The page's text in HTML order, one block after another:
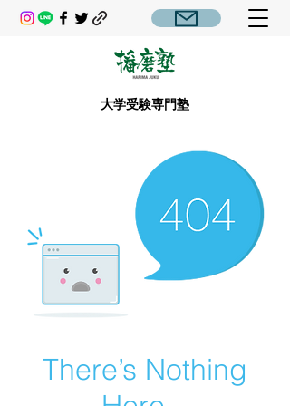
大学受験専門塾
There’s Nothing